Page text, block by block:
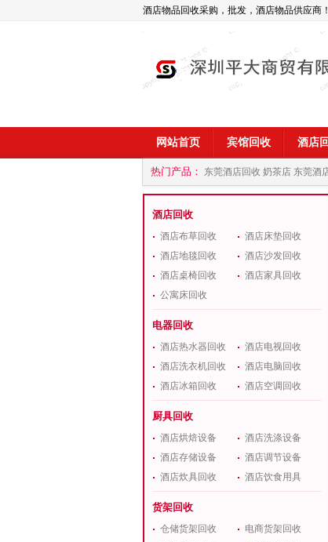
酒店物品回收采购，批发，酒店物品供应商
网站首页 宾馆回收 酒店
热门产品： 东莞酒店回收 奶茶店 东莞酒
商 深圳酒店用品回收公司
酒店回收
酒店布草回收
酒店床垫回收
酒店地毯回收
酒店沙发回收
酒店桌椅回收
酒店家具回收
公寓床回收
电器回收
酒店热水器回收
酒店电视回收
酒店洗衣机回收
酒店电脑回收
酒店冰箱回收
酒店空调回收
厨具回收
酒店烘焙设备
酒店洗涤设备
酒店存储设备
酒店调节设备
酒店炊具回收
酒店饮食用具
货架回收
仓储货架回收
电商货架回收